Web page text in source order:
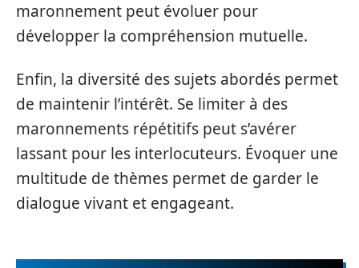
maronnement peut évoluer pour
développer la compréhension mutuelle.
Enfin, la diversité des sujets abordés permet
de maintenir l’intérêt. Se limiter à des
maronnements répétitifs peut s’avérer
lassant pour les interlocuteurs. Évoquer une
multitude de thèmes permet de garder le
dialogue vivant et engageant.